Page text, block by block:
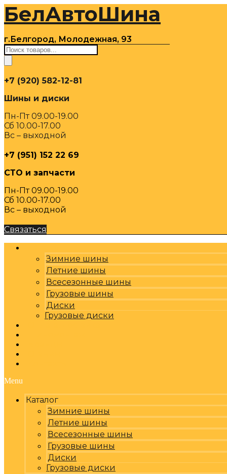
Перейти
содержимому
БелАвтоШина
г.Белгород, Молодежная, 93
Поиск
товаров
+7 (920) 582-12-81
Шины и диски
Пн-Пт 09.00-19.00
Сб 10.00-17.00
Вс – выходной
+7 (951) 152 22 69
СТО и запчасти
Пн-Пт 09.00-19.00
Сб 10.00-17.00
Вс – выходной
Связаться
Зимние шины
Летние шины
Всесезонные шины
Грузовые шины
Диски
Грузовые диски
Menu
Каталог
Зимние шины
Летние шины
Всесезонные шины
Грузовые шины
Диски
Грузовые диски